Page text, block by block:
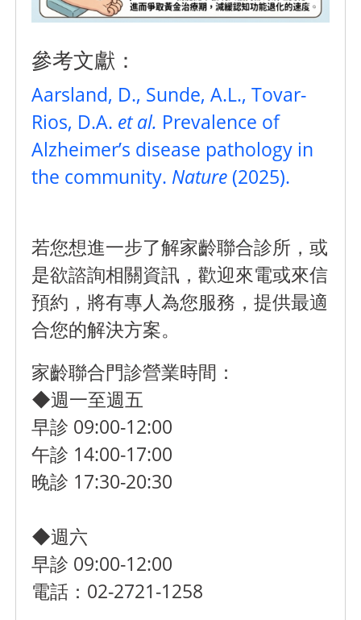
參考文獻：
Aarsland, D., Sunde, A.L., Tovar-
Rios, D.A. et al. Prevalence of
Alzheimer’s disease pathology in
the community. Nature (2025).
若您想進一步了解家齡聯合診所，或
是欲諮詢相關資訊，歡迎來電或來信
預約，將有專人為您服務，提供最適
合您的解決方案。
家齡聯合門診營業時間：
◆週一至週五
早診 09:00-12:00
午診 14:00-17:00
晚診 17:30-20:30
◆週六
早診 09:00-12:00
電話：02-2721-1258